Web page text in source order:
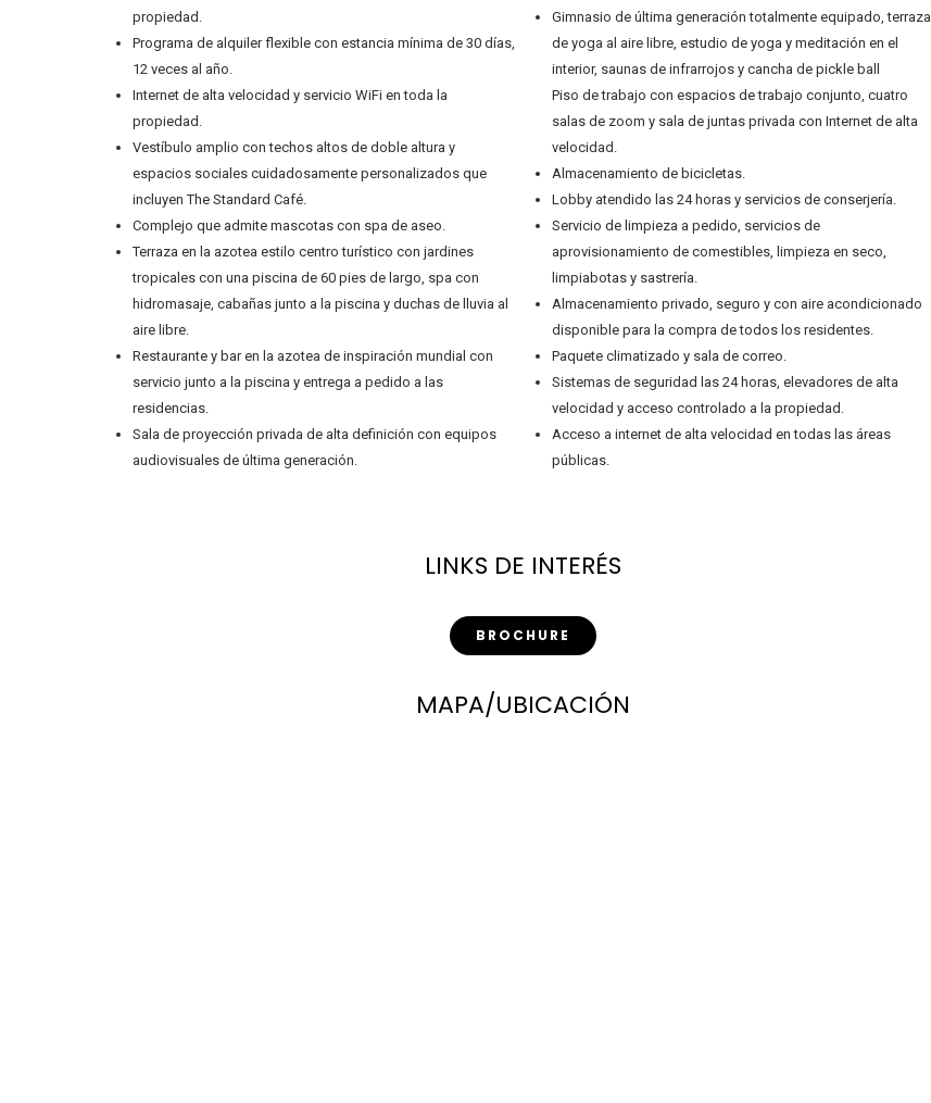
propiedad.
Programa de alquiler flexible con estancia mínima de 30 días,
12 veces al año.
Internet de alta velocidad y servicio WiFi en toda la
propiedad.
Vestíbulo amplio con techos altos de doble altura y
espacios sociales cuidadosamente personalizados que
incluyen The Standard Café.
Complejo que admite mascotas con spa de aseo.
Terraza en la azotea estilo centro turístico con jardines
tropicales con una piscina de 60 pies de largo, spa con
hidromasaje, cabañas junto a la piscina y duchas de lluvia al
aire libre.
Restaurante y bar en la azotea de inspiración mundial con
servicio junto a la piscina y entrega a pedido a las
residencias.
Sala de proyección privada de alta definición con equipos
audiovisuales de última generación.
Gimnasio de última generación totalmente equipado, terraza
de yoga al aire libre, estudio de yoga y meditación en el
interior, saunas de infrarrojos y cancha de pickle ball
Piso de trabajo con espacios de trabajo conjunto, cuatro
salas de zoom y sala de juntas privada con Internet de alta
velocidad.
Almacenamiento de bicicletas.
Lobby atendido las 24 horas y servicios de conserjería.
Servicio de limpieza a pedido, servicios de
aprovisionamiento de comestibles, limpieza en seco,
limpiabotas y sastrería.
Almacenamiento privado, seguro y con aire acondicionado
disponible para la compra de todos los residentes.
Paquete climatizado y sala de correo.
Sistemas de seguridad las 24 horas, elevadores de alta
velocidad y acceso controlado a la propiedad.
Acceso a internet de alta velocidad en todas las áreas
públicas.
LINKS DE INTERÉS
BROCHURE
MAPA/UBICACIÓN